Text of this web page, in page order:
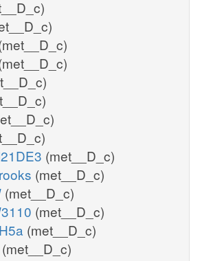
(met__D_c)
(met__D_c)
(met__D_c)
(met__D_c)
(met__D_c)
(met__D_c)